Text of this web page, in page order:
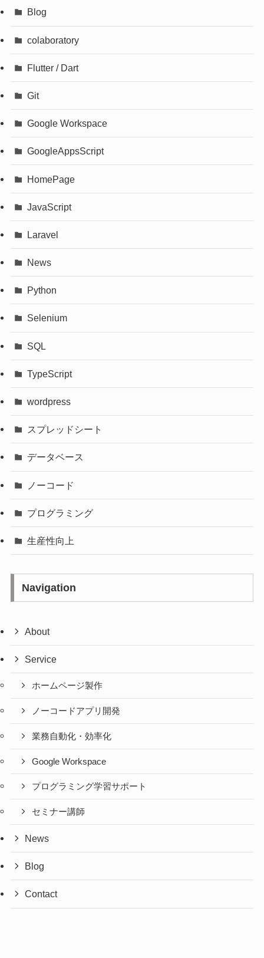
Blog
colaboratory
Flutter / Dart
Git
Google Workspace
GoogleAppsScript
HomePage
JavaScript
Laravel
News
Python
Selenium
SQL
TypeScript
wordpress
スプレッドシート
データベース
ノーコード
プログラミング
生産性向上
Navigation
About
Service
ホームページ製作
ノーコードアプリ開発
業務自動化・効率化
Google Workspace
プログラミング学習サポート
セミナー講師
News
Blog
Contact